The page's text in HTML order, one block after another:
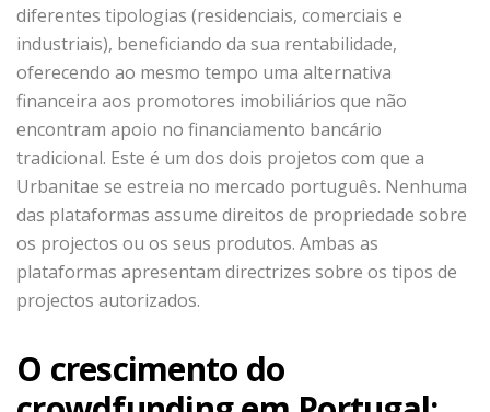
diferentes tipologias (residenciais, comerciais e
industriais), beneficiando da sua rentabilidade,
oferecendo ao mesmo tempo uma alternativa
financeira aos promotores imobiliários que não
encontram apoio no financiamento bancário
tradicional. Este é um dos dois projetos com que a
Urbanitae se estreia no mercado português. Nenhuma
das plataformas assume direitos de propriedade sobre
os projectos ou os seus produtos. Ambas as
plataformas apresentam directrizes sobre os tipos de
projectos autorizados.
O crescimento do